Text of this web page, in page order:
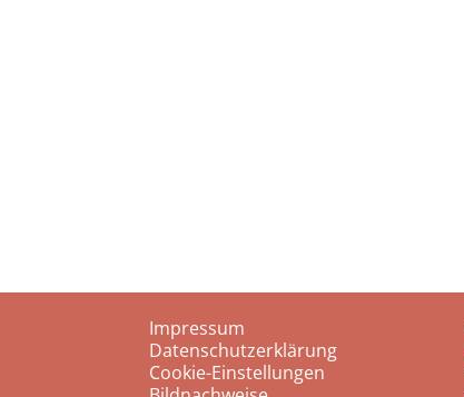
Impressum
Datenschutzerklärung
Cookie-Einstellungen